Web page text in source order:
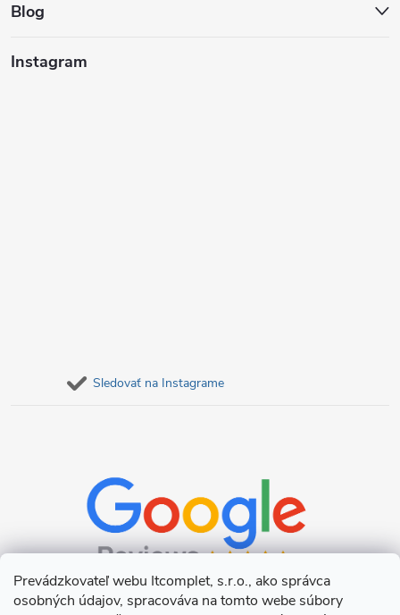
Prevádzkovateľ webu Itcomplet, s.r.o., ako správca
osobných údajov, spracováva na tomto webe súbory
Blog
Instagram
Sledovať na Instagrame